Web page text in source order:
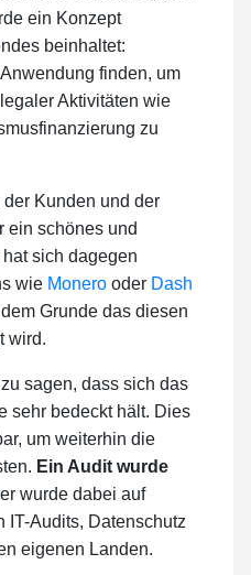
ein Konzept
beinhaltet:
finden, um
Aktivitäten wie
zu
Kunden und der
ein schönes und
sich dagegen
wie Monero oder Dash
Grunde das diesen
wird.
sagen, dass sich das
sehr bedeckt hält. Dies
um weiterhin die
Ein Audit wurde
wurde dabei auf
IT-Audits, Datenschutz
eigenen Landen.